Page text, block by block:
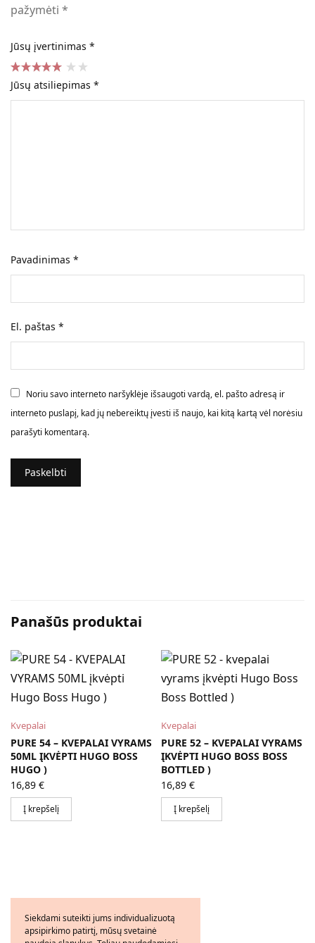
pažymėti*
Jūsų įvertinimas *
Jūsų atsiliepimas*
Pavadinimas*
El. paštas*
Noriu savo interneto naršyklėje išsaugoti vardą, el. pašto adresą ir
interneto puslapį, kad jų nebereiktų įvesti iš naujo, kai kitą kartą vėl norėsiu
parašyti komentarą.
Panašūs produktai
Kvepalai
PURE 54 – KVEPALAI VYRAMS
50ML ĮKVĖPTI HUGO BOSS
HUGO )
16,89 €
Į krepšelį
Kvepalai
PURE 52 – KVEPALAI VYRAMS
ĮKVĖPTI HUGO BOSS BOSS
BOTTLED )
16,89 €
Į krepšelį
Siekdami suteikti jums individualizuotą
apsipirkimo patirtį, mūsų svetainė